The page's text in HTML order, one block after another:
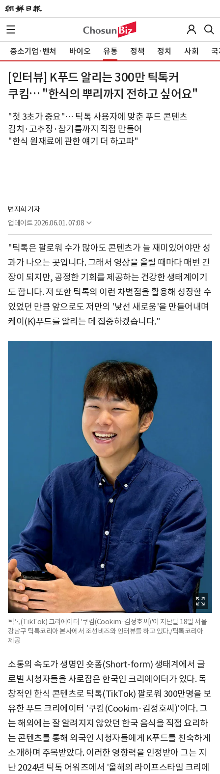
중소기업·벤처 바이오 유통 정책 정치 사회
[인터뷰] K푸드 알리는 300만 틱톡커
쿠킴… "한식의 뿌리까지 전하고 싶어요"
"첫 3초가 중요"… 틱톡 사용자에 맞춘 푸드 콘텐츠
김치·고추장·참기름까지 직접 만들어
"한식 원재료에 관한 얘기 더 하고파"
변지희 기자
업데이트 2026.06.01. 07:08
"틱톡은 팔로워 수가 많아도 콘텐츠가 늘 재미있어야만 성
과가 나오는 곳입니다. 그래서 영상을 올릴 때마다 매번 긴
장이 되지만, 공정한 기회를 제공하는 건강한 생태계이기
도 합니다. 저 또한 틱톡의 이런 차별점을 활용해 성장할 수
있었던 만큼 앞으로도 저만의 '낯선 새로움'을 만들어내며
케이(K)푸드를 알리는 데 집중하겠습니다."
틱톡(TikTok) 크리에이터 '쿠킴(Cookim·김정호씨)'이 지난달 18일 서울
강남구 틱톡코리아 본사에서 조선비즈와 인터뷰를 하고 있다./틱톡코리아
제공
소통의 속도가 생명인 숏폼(Short-form) 생태계에서 글
로벌 시청자들을 사로잡은 한국인 크리에이터가 있다. 독
창적인 한식 콘텐츠로 틱톡(TikTok) 팔로워 300만명을 보
유한 푸드 크리에이터 '쿠킴(Cookim·김정호씨)'이다. 그
는 해외에는 잘 알려지지 않았던 한국 음식을 직접 요리하
는 콘텐츠를 통해 외국인 시청자들에게 K푸드를 친숙하게
소개하며 주목받았다. 이러한 영향력을 인정받아 그는 지
난 2024년 틱톡 어워즈에서 '올해의 라이프스타일 크리에